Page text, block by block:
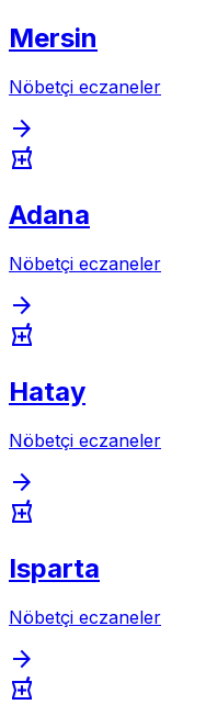
Mersin
Nöbetçi eczaneler
arrow_forward
local_pharmacy
Adana
Nöbetçi eczaneler
arrow_forward
local_pharmacy
Hatay
Nöbetçi eczaneler
arrow_forward
local_pharmacy
Isparta
Nöbetçi eczaneler
arrow_forward
local_pharmacy